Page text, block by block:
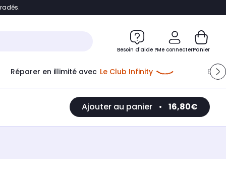
Accéder directement au chatbot
Besoin d'aide ?Me connecterPanier
Réparer en illimité avec Le Club Infinity
Ajouter au panier • 16,80€